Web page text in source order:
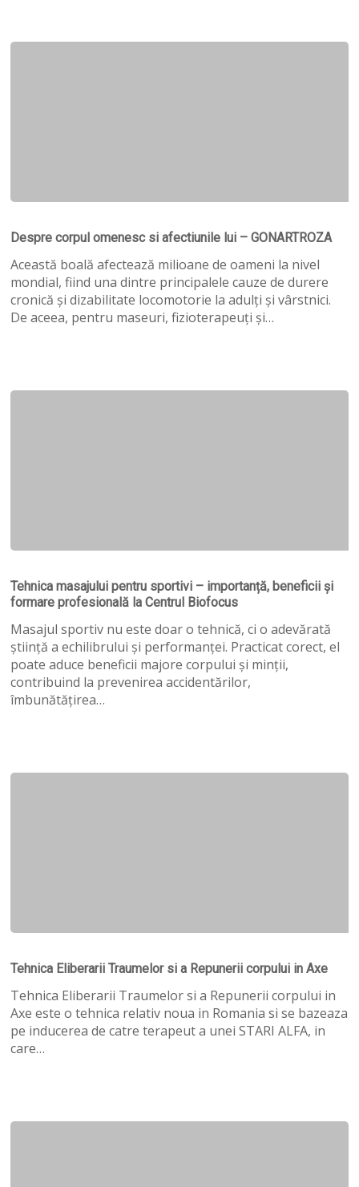
corpul
omenesc
si
afectiunile
lui
–
Despre corpul omenesc si afectiunile lui – GONARTROZA
Această boală afectează milioane de oameni la nivel
mondial, fiind una dintre principalele cauze de durere
cronică și dizabilitate locomotorie la adulți și vârstnici.
De aceea, pentru maseuri, fizioterapeuți și…
masajului
pentru
sportivi
–
importanță,
beneficii
și
formare
Biofocus
Tehnica masajului pentru sportivi – importanță, beneficii și
formare profesională la Centrul Biofocus
Masajul sportiv nu este doar o tehnică, ci o adevărată
știință a echilibrului și performanței. Practicat corect, el
poate aduce beneficii majore corpului și minții,
contribuind la prevenirea accidentărilor,
îmbunătățirea…
Eliberarii
Traumelor
si
a
Repunerii
corpului
Tehnica Eliberarii Traumelor si a Repunerii corpului in Axe
Tehnica Eliberarii Traumelor si a Repunerii corpului in
Axe este o tehnica relativ noua in Romania si se bazeaza
pe inducerea de catre terapeut a unei STARI ALFA, in
care…